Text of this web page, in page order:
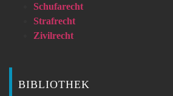
Schufarecht
Strafrecht
Zivilrecht
BIBLIOTHEK